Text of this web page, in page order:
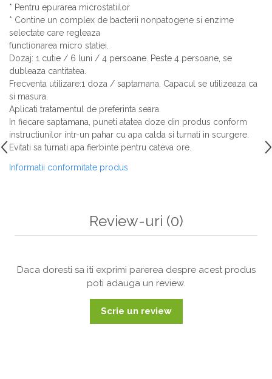
* Pentru epurarea microstatiilor
* Contine un complex de bacterii nonpatogene si enzime
selectate care regleaza
functionarea micro statiei.
Dozaj: 1 cutie / 6 luni / 4 persoane. Peste 4 persoane, se
dubleaza cantitatea.
Frecventa utilizare:1 doza / saptamana. Capacul se utilizeaza ca
si masura.
Aplicati tratamentul de preferinta seara.
In fiecare saptamana, puneti atatea doze din produs conform
instructiunilor intr-un pahar cu apa calda si turnati in scurgere.
Evitati sa turnati apa fierbinte pentru cateva ore.
Informatii conformitate produs
Review-uri (0)
Daca doresti sa iti exprimi parerea despre acest produs
poti adauga un review.
Scrie un review